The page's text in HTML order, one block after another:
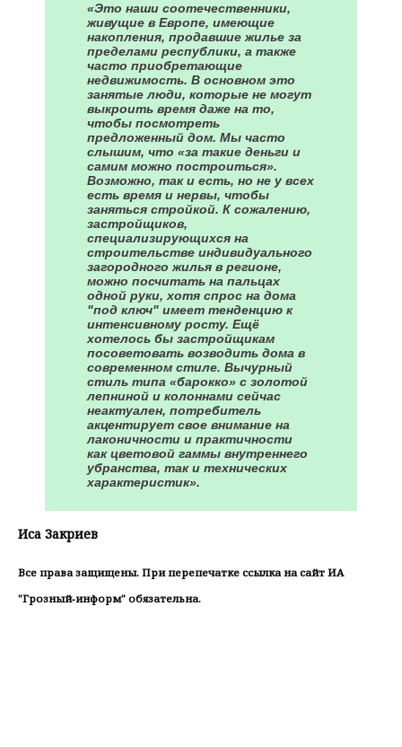
«Это наши соотечественники,
живущие в Европе, имеющие
накопления, продавшие жилье за
пределами республики, а также
часто приобретающие
недвижимость. В основном это
занятые люди, которые не могут
выкроить время даже на то,
чтобы посмотреть
предложенный дом. Мы часто
слышим, что «за такие деньги и
самим можно построиться».
Возможно, так и есть, но не у всех
есть время и нервы, чтобы
заняться стройкой. К сожалению,
застройщиков,
специализирующихся на
строительстве индивидуального
загородного жилья в регионе,
можно посчитать на пальцах
одной руки, хотя спрос на дома
"под ключ" имеет тенденцию к
интенсивному росту. Ещё
хотелось бы застройщикам
посоветовать возводить дома в
современном стиле. Вычурный
стиль типа «барокко» с золотой
лепниной и колоннами сейчас
неактуален, потребитель
акцентирует свое внимание на
лаконичности и практичности
как цветовой гаммы внутреннего
убранства, так и технических
характеристик».
Иса Закриев
Все права защищены. При перепечатке ссылка на сайт ИА
"Грозный-информ" обязательна.